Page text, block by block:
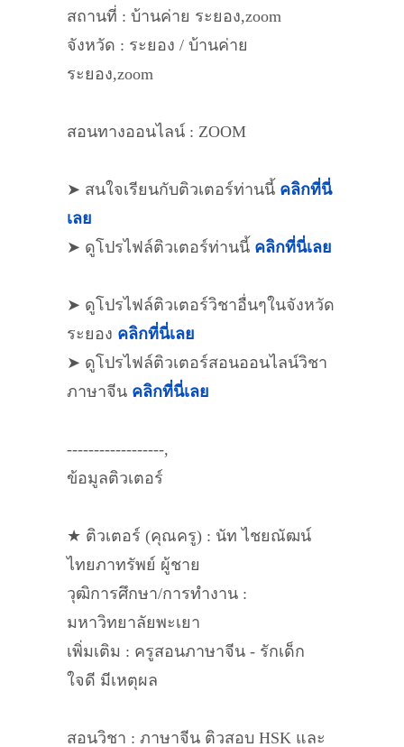
สถานที่ : บ้านค่าย ระยอง,zoom
จังหวัด : ระยอง / บ้านค่าย
ระยอง,zoom
สอนทางออนไลน์ : ZOOM
➤ สนใจเรียนกับติวเตอร์ท่านนี้ คลิกที่นี่
เลย
➤ ดูโปรไฟล์ติวเตอร์ท่านนี้ คลิกที่นี่เลย
➤ ดูโปรไฟล์ติวเตอร์วิชาอื่นๆในจังหวัด
ระยอง คลิกที่นี่เลย
➤ ดูโปรไฟล์ติวเตอร์สอนออนไลน์วิชา
ภาษาจีน คลิกที่นี่เลย
------------------,
ข้อมูลติวเตอร์
★ ติวเตอร์ (คุณครู) : นัท ไชยณัฒน์
ไทยภาทรัพย์ ผู้ชาย
วุฒิการศึกษา/การทำงาน :
มหาวิทยาลัยพะเยา
เพิ่มเติม : ครูสอนภาษาจีน - รักเด็ก
ใจดี มีเหตุผล
สอนวิชา : ภาษาจีน ติวสอบ HSK และ